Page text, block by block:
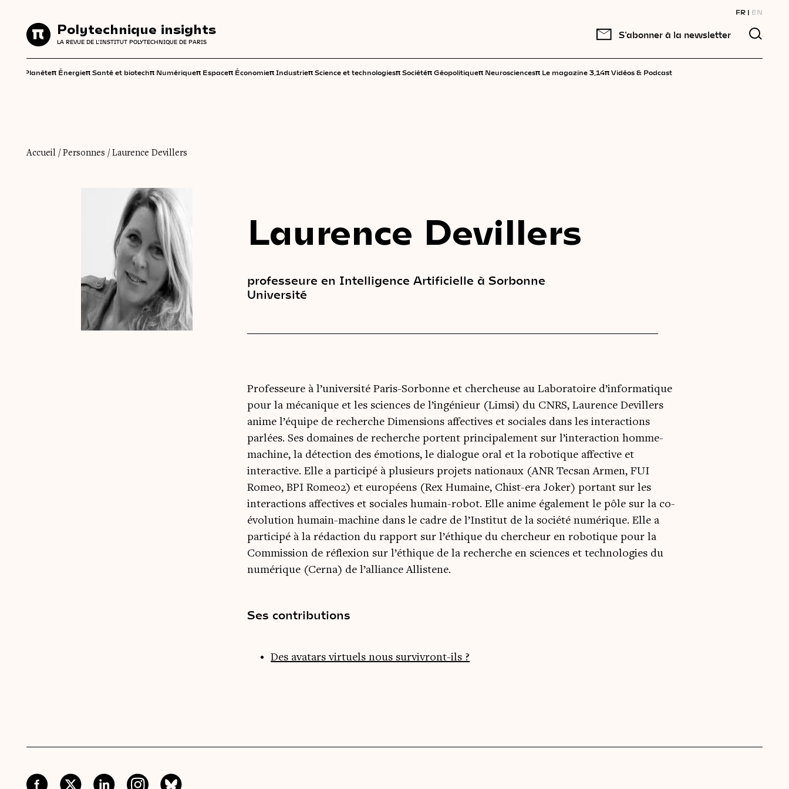
FR EN
Polytechnique insights
LA REVUE DE L'INSTITUT POLYTECHNIQUE DE PARIS
S'abonner à la newsletter
Planèteπ Énergieπ Santé et biotechπ Numériqueπ Espaceπ Économieπ Industrieπ Science et technologiesπ Sociétéπ Géopolitiqueπ Neurosciencesπ Le magazine 3,14π Vidéos & Podcast
Polytechnique insights
LA REVUE DE L'INSTITUT POLYTECHNIQUE DE PARIS
Accueil / Personnes / Laurence Devillers
Laurence Devillers
professeure en Intelligence Artificielle à Sorbonne
Université
Professeure à l’université Paris-Sorbonne et chercheuse au Laboratoire d’informatique
pour la mécanique et les sciences de l’ingénieur (Limsi) du CNRS, Laurence Devillers
anime l’équipe de recherche Dimensions affectives et sociales dans les interactions
parlées. Ses domaines de recherche portent principalement sur l’interaction homme-
machine, la détection des émotions, le dialogue oral et la robotique affective et
interactive. Elle a participé à plusieurs projets nationaux (ANR Tecsan Armen, FUI
Romeo, BPI Romeo2) et européens (Rex Humaine, Chist-era Joker) portant sur les
interactions affectives et sociales humain-robot. Elle anime également le pôle sur la co-
évolution humain-machine dans le cadre de l’Institut de la société numérique. Elle a
participé à la rédaction du rapport sur l’éthique du chercheur en robotique pour la
Commission de réflexion sur l’éthique de la recherche en sciences et technologies du
numérique (Cerna) de l’alliance Allistene.
Ses contributions
Des avatars virtuels nous survivront-ils ?